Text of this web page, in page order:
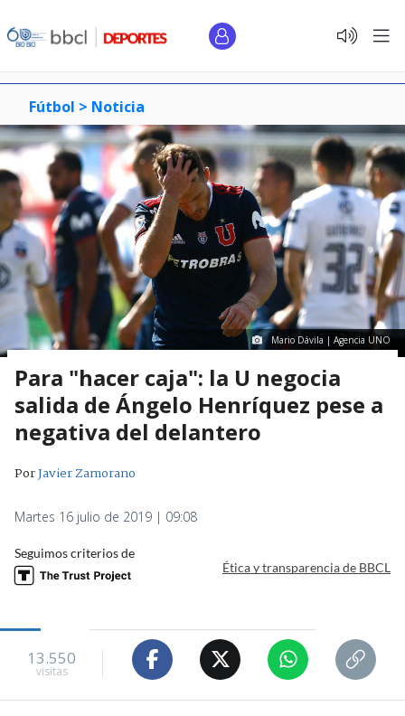
Fútbol > Noticia
Mario Dávila | Agencia UNO
Para "hacer caja": la U negocia
salida de Ángelo Henríquez pese a
negativa del delantero
PorJavier Zamorano
Martes 16 julio de 2019 | 09:08
Seguimos criterios de
Ética y transparencia de BBCL
13.550
visitas